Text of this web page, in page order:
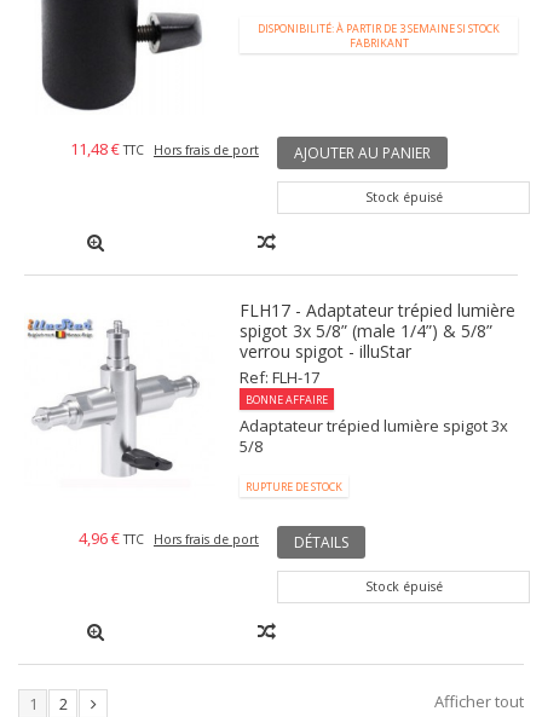
DISPONIBILITÉ: À PARTIR DE 3 SEMAINE SI STOCK
FABRIKANT
11,48 € TTC Hors frais de port AJOUTER AU PANIER
Stock épuisé
FLH17 - Adaptateur trépied lumière
spigot 3x 5/8” (male 1/4”) & 5/8”
verrou spigot - illuStar
Ref: FLH-17
BONNE AFFAIRE
Adaptateur trépied lumière spigot 3x
5/8
RUPTURE DE STOCK
4,96 € TTC Hors frais de port DÉTAILS
Stock épuisé
Afficher tout
1 2